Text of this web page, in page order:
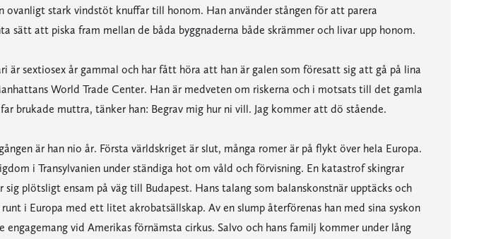
ovanligt stark vindstöt knuffar till honom. Han använder stången för att parera
sätt att piska fram mellan de båda byggnaderna både skrämmer och livar upp honom.
är sextiosex år gammal och har fått höra att han är galen som föresatt sig att gå på lina
World Trade Center. Han är medveten om riskerna och i motsats till det gamla
brukade muttra, tänker han: Begrav mig hur ni vill. Jag kommer att dö stående.
är han nio år. Första världskriget är slut, många romer är på flykt över hela Europa.
i Transylvanien under ständiga hot om våld och förvisning. En katastrof skingrar
sig plötsligt ensam på väg till Budapest. Hans talang som balanskonstnär upptäcks och
i Europa med ett litet akrobatsällskap. Av en slump återförenas han med sina syskon
engagemang vid Amerikas förnämsta cirkus. Salvo och hans familj kommer under lång